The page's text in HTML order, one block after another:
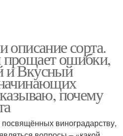
описание сорта.
ошибки,
и Вкусный
почему
виноградарству,